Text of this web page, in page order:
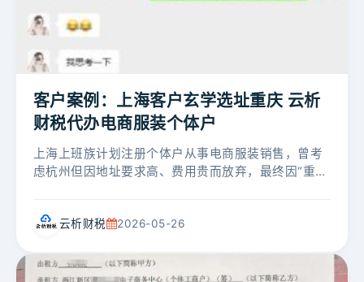
客户案例：上海客户玄学选址重庆 云析
财税代办电商服装个体户
上海上班族计划注册个体户从事电商服装销售，曾考
虑杭州但因地址要求高、费用贵而放弃，最终因“重庆
云析财税 2026-05-26